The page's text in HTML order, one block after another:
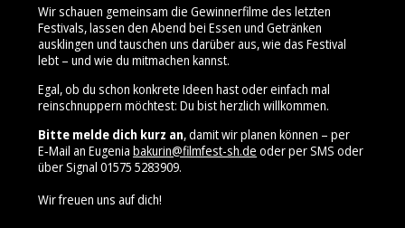
Wir schauen gemeinsam die Gewinnerfilme des letzten
Festivals, lassen den Abend bei Essen und Getränken
ausklingen und tauschen uns darüber aus, wie das Festival
lebt – und wie du mitmachen kannst.
Egal, ob du schon konkrete Ideen hast oder einfach mal
reinschnuppern möchtest: Du bist herzlich willkommen.
Bitte melde dich kurz an, damit wir planen können – per
E‑Mail an Eugenia bakurin@filmfest-sh.de oder per SMS oder
über Signal 01575 5283909⁩.
Wir freuen uns auf dich!